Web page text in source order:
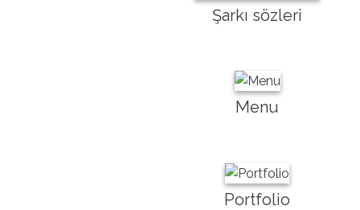
Şarkı sözleri
Menu
Portfolio